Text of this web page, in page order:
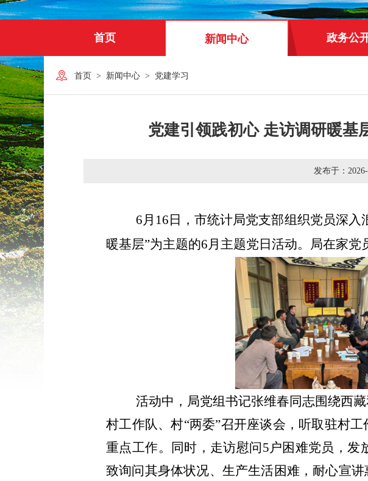
首页 新闻中心 政务公
首页 > 新闻中心 > 党建学习
党建引领践初心 走访调研暖
发布于：
6月 16 日，市统计局党支部组织党员深
暖基层”为主题的6月主题党日活动。局在家党
活动中 ， 局党组书记张维春同志围绕西
村工作队、村“两委”召开座谈会， 听取驻村工
重点工作。 同时 ， 走访慰问5户困难党员 ，发
致询问其身体状况、生产生活困难，耐心宣